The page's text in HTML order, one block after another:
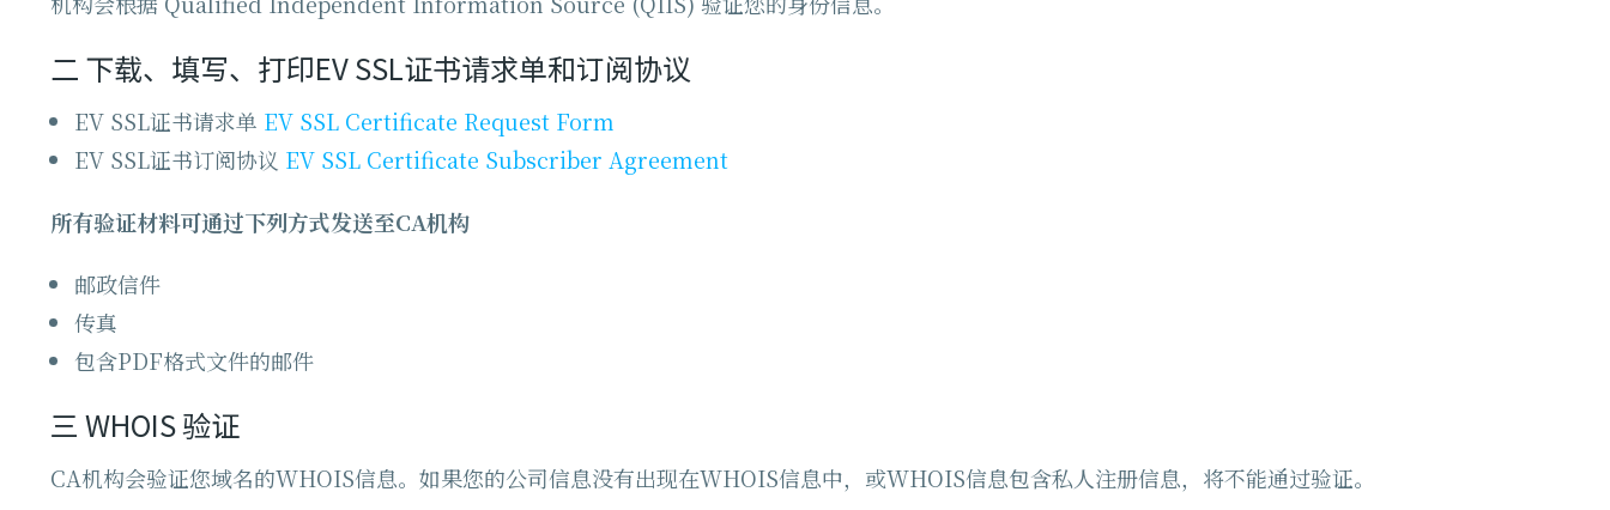
二 下载、填写、打印EV SSL证书请求单和订阅协议
EV SSL证书请求单 EV SSL Certificate Request Form
EV SSL证书订阅协议 EV SSL Certificate Subscriber Agreement
所有验证材料可通过下列方式发送至CA机构
邮政信件
传真
包含PDF格式文件的邮件
三 WHOIS 验证
CA机构会验证您域名的WHOIS信息。如果您的公司信息没有出现在WHOIS信息中，或WHOIS信息包含私人注册信息，将不能通过验证。